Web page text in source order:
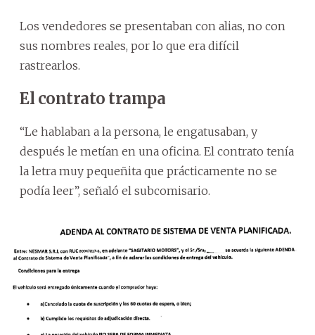
Los vendedores se presentaban con alias, no con
sus nombres reales, por lo que era difícil
rastrearlos.
El contrato trampa
“Le hablaban a la persona, le engatusaban, y
después le metían en una oficina. El contrato tenía
la letra muy pequeñita que prácticamente no se
podía leer”, señaló el subcomisario.